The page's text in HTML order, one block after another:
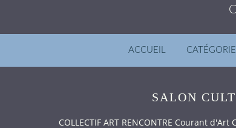
ACCUEIL
SALON
COLLECTIF ART RENCONTRE Courant